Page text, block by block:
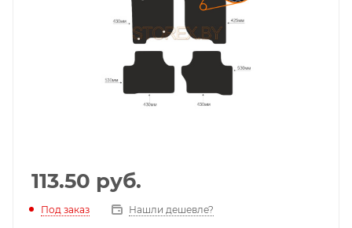
113.50 руб.
Под заказ Нашли дешевле?